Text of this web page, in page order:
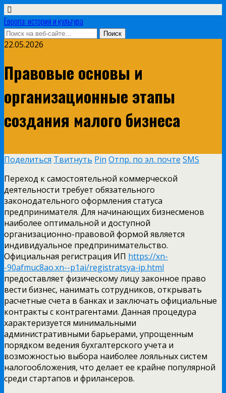
Европа: история и культура
22.05.2026
Правовые основы и
организационные этапы
создания малого бизнеса
Поделиться Твитнуть Pin Отпр. по эл. почте SMS
Переход к самостоятельной коммерческой
деятельности требует обязательного
законодательного оформления статуса
предпринимателя. Для начинающих бизнесменов
наиболее оптимальной и доступной
организационно-правовой формой является
индивидуальное предпринимательство.
Официальная регистрация ИП https://xn-
-90afmuc8ao.xn--p1ai/registratsya-ip.html
предоставляет физическому лицу законное право
вести бизнес, нанимать сотрудников, открывать
расчетные счета в банках и заключать официальные
контракты с контрагентами. Данная процедура
характеризуется минимальными
административными барьерами, упрощенным
порядком ведения бухгалтерского учета и
возможностью выбора наиболее лояльных систем
налогообложения, что делает ее крайне популярной
среди стартапов и фрилансеров.